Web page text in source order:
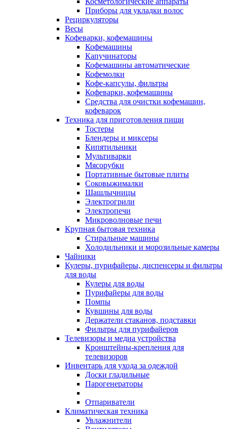
Приборы для укладки волос
Рециркуляторы
Весы
Кофеварки, кофемашины
Кофемашины
Капучинаторы
Кофемашины автоматические
Кофемолки
Кофе-капсулы, фильтры
Кофеварки, кофемашины
Средства для очистки кофемашин,
кофеварок
Техника для приготовления пищи
Тостеры
Блендеры и миксеры
Кипятильники
Мультиварки
Мясорубки
Портативные бытовые плиты
Соковыжималки
Шашлычницы
Электрогрили
Электропечи
Микроволновые печи
Крупная бытовая техника
Стиральные машины
Холодильники и морозильные камеры
Чайники
Кулеры, пурифайеры, диспенсеры и фильтры
для воды
Кулеры для воды
Пурифайеры для воды
Помпы
Кувшины для воды
Держатели стаканов, подставки
Фильтры для пурифайеров
Телевизоры и медиа устройства
Кронштейны-крепления для
телевизоров
Инвентарь для ухода за одеждой
Доски гладильные
Парогенераторы
Отпариватели
Климатическая техника
Увлажнители